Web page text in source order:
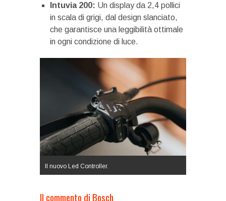
Intuvia 200: Un display da 2,4 pollici
in scala di grigi, dal design slanciato,
che garantisce una leggibilità ottimale
in ogni condizione di luce.
Il nuovo Led Controller.
Il commento di Bosch